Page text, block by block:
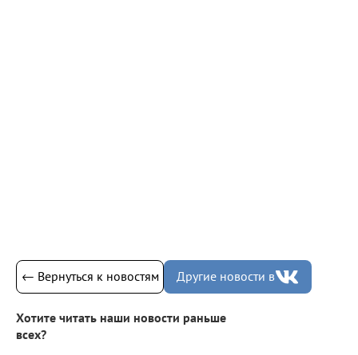
← Вернуться к новостям Другие новости в
Хотите читать наши новости раньше
всех?